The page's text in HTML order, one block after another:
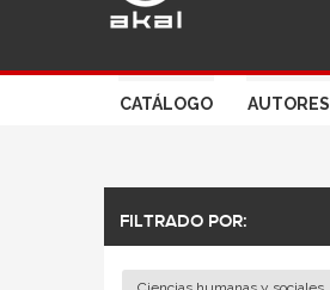
CATÁLOGO AUTORES
FILTRADO POR: